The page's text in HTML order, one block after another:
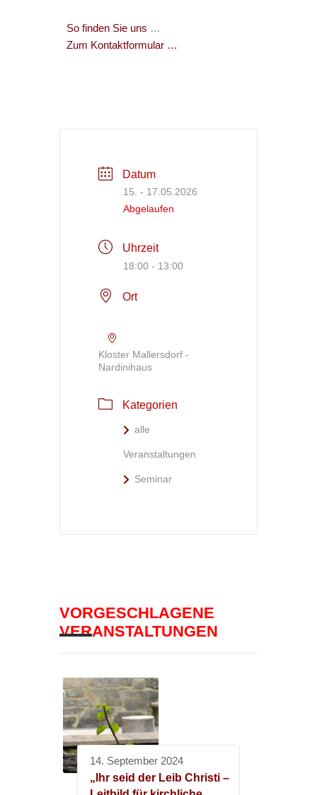
So finden Sie uns …
Zum Kontaktformular …
Datum
15. - 17.05.2026
Abgelaufen
Uhrzeit
18:00 - 13:00
Ort
Kloster Mallersdorf -
Nardinihaus
Kategorien
alle
Veranstaltungen
Seminar
VORGESCHLAGENE
VERANSTALTUNGEN
14. September 2024
„Ihr seid der Leib Christi –